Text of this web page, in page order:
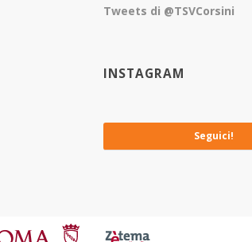
Tweets di @TSVCorsini
INSTAGRAM
Seguici!